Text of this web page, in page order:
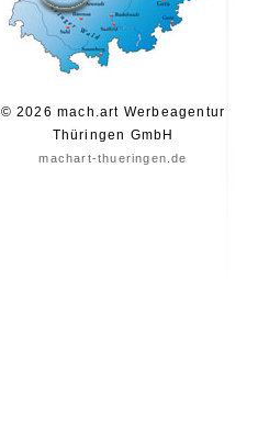
© 2026 mach.art Werbeagentur
Thüringen GmbH
machart-thueringen.de